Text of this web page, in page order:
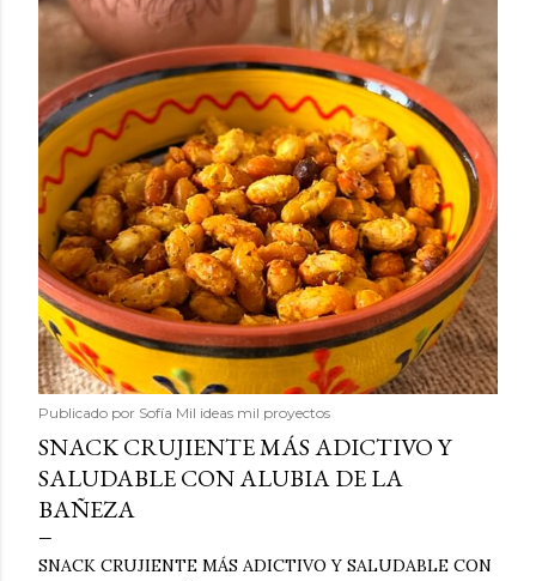
Publicado por Sofía Mil ideas mil proyectos
SNACK CRUJIENTE MÁS ADICTIVO Y
SALUDABLE CON ALUBIA DE LA
BAÑEZA
SNACK CRUJIENTE MÁS ADICTIVO Y SALUDABLE CON